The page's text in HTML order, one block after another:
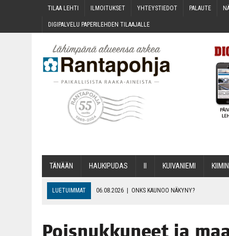
TILAA LEH­TI ILMOI­TUK­SET YHTEYS­TIE­DOT PALAU­TE
DIGI­PAL­VE­LU PAPE­RI­LEH­DEN TILAAJALLE
TÄNÄÄN HAU­KI­PU­DAS KUI­VA­NIE­MI
LUETUIMMAT 06.08.2026 | ONKS KAU­NOO NÄKYNY?
06.08.2026 OPIN­TOI­HIN KAN­SA­LAIS­OPIS­TOS­SA VOI SAA­DA
Pois­nuk­ku­neet ja